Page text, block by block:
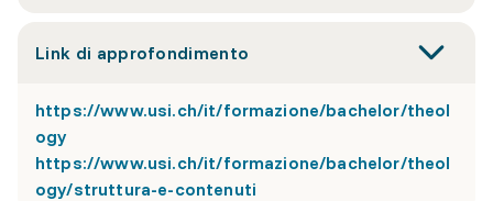
Link di approfondimento
https://www.usi.ch/it/formazione/bachelor/theol
ogy
https://www.usi.ch/it/formazione/bachelor/theol
ogy/struttura-e-contenuti